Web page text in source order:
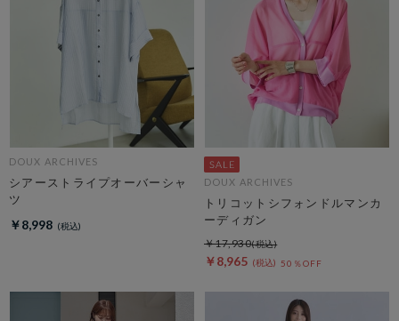
DOUX ARCHIVES
シアーストライプオーバーシャ
ツ
￥8,998
DOUX ARCHIVES
トリコットシフォンドルマンカ
ーディガン
￥8,965 50％OFF
￥17,930